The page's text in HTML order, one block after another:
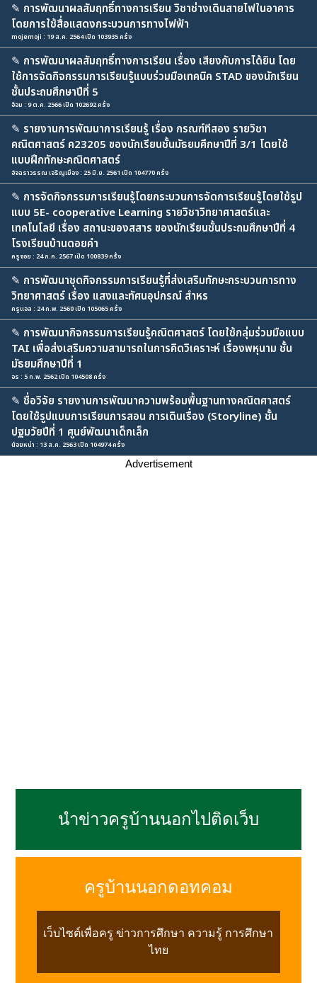
✎ การพัฒนาผลสัมฤทธิ์ทางการเรียน วิชาช่างเดินสายไฟในอาคาร
โดยการใช้สื่อแสดงกระบวนการทางไฟฟ้า
mojemoji : 19 ส.ค. 2564 เปิด 103935 ครั้ง
✎ การพัฒนาผลสัมฤทธิ์ทางการเรียน เรื่อง เสียงกับการได้ยิน โดย
ใช้การจัดกิจกรรมการเรียนรู้แบบร่วมมือเทคนิค STAD ของนักเรียน
ชั้นประถมศึกษาปีที่ 5
อ้อม : 9 ต.ค. 2566 เปิด 102692 ครั้ง
✎ รายงานการพัฒนาการเรียนรู้ เรื่อง กรณฑ์ทีสอง รายวิชา
คณิตศาสตร์ ค23205 ของนักเรียนชั้นมัธยมศึกษาปีที่ 3/1 โดยใช้
แบบฝึกทักษะคณิตศาสตร์
อัจฉราวรรณ เจริญเมือง : 25 มิ.ย. 2561 เปิด 104770 ครั้ง
✎ การจัดกิจกรรมการเรียนรู้โดยกระบวนการจัดการเรียนรู้โดยใช้รูป
แบบ 5E- cooperative Learning รายวิชาวิทยาศาสตร์และ
เทคโนโลยี เรื่อง สถานะของสสาร ของนักเรียนชั้นประถมศึกษาปีที่ 4
โรงเรียนบ้านดอยคำ
ครูจอย : 24 ก.ค. 2567 เปิด 100839 ครั้ง
✎ การพัฒนาชุดกิจกรรมการเรียนรู้ที่ส่งเสริมทักษะกระบวนการทาง
วิทยาศาสตร์ เรื่อง แสงและทัศนอุปกรณ์ สำหร
ครูแอล : 24 ก.พ. 2560 เปิด 105065 ครั้ง
✎ การพัฒนากิจกรรมการเรียนรู้คณิตศาสตร์ โดยใช้กลุ่มร่วมมือแบบ
TAI เพื่อส่งเสริมความสามารถในการคิดวิเคราะห์ เรื่องพหุนาม ชั้น
มัธยมศึกษาปีที่ 1
อร : 5 ก.พ. 2562 เปิด 104508 ครั้ง
✎ ชื่อวิจัย รายงานการพัฒนาความพร้อมพื้นฐานทางคณิตศาสตร์
โดยใช้รูปแบบการเรียนการสอน การเดินเรื่อง (Storyline) ชั้น
ปฐมวัยปีที่ 1 ศูนย์พัฒนาเด็กเล็ก
น้อยหน่า : 13 ส.ค. 2563 เปิด 104974 ครั้ง
Advertisement
นำข่าวครูบ้านนอกไปติดเว็บ
ครูบ้านนอกดอทคอม
เว็บไซต์เพื่อครู ข่าวการศึกษา ความรู้ การศึกษา
ไทย